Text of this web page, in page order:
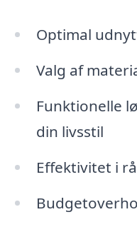
Optimal
Valg af
Funktionelle
din livsstil
Effektivitet i